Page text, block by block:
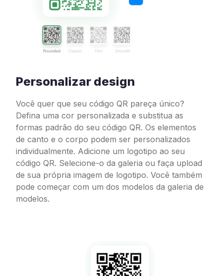
Personalizar design
Você quer que seu código QR pareça único?
Defina uma cor personalizada e substitua as
formas padrão do seu código QR. Os elementos
de canto e o corpo podem ser personalizados
individualmente. Adicione um logotipo ao seu
código QR. Selecione-o da galeria ou faça upload
de sua própria imagem de logotipo. Você também
pode começar com um dos modelos da galeria de
modelos.